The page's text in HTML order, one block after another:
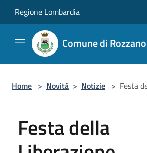
Regione Lombardia
Comune di Rozzano
Home > Novità > Notizie > Festa
Festa della